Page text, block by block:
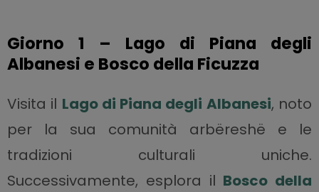
Giorno 1 – Lago di Piana degli
Albanesi e Bosco della Ficuzza
Visita il Lago di Piana degli Albanesi, noto
per la sua comunità arbëreshë e le
tradizioni culturali uniche.
Successivamente, esplora il Bosco della